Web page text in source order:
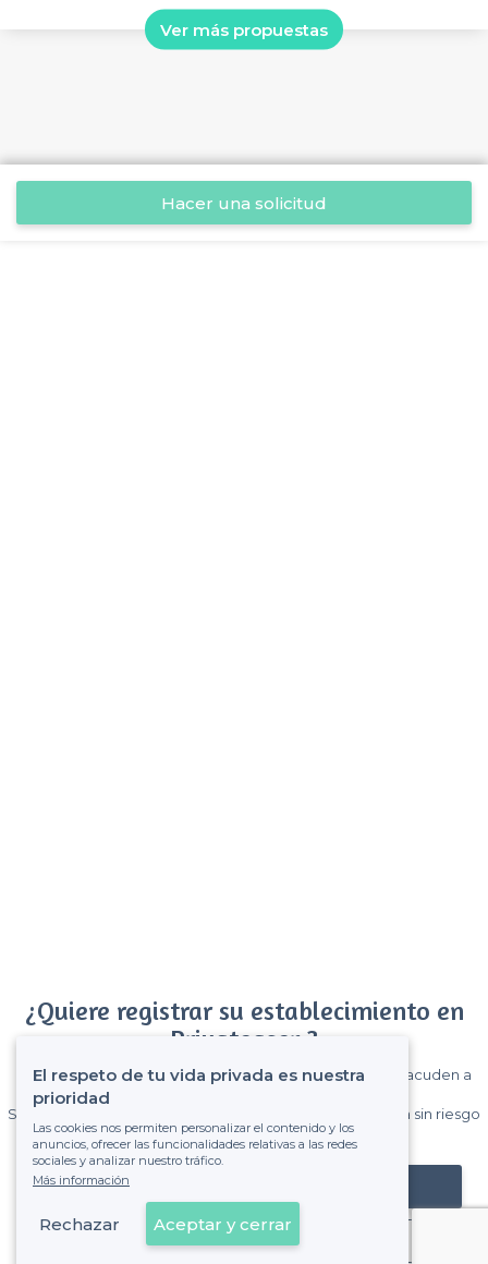
Ver más propuestas
Hacer una solicitud
¿Quiere registrar su establecimiento en
Privateaser ?
Gane muchos clientes entre el millón de visitantes que acuden a
Sin comisiones y sin compromiso, pagas una cantidad fija sin riesgo
de ver la factura.
Registrar mi establecimiento
Ya es cliente
El respeto de tu vida privada es nuestra
prioridad
Las cookies nos permiten personalizar el contenido y los
anuncios, ofrecer las funcionalidades relativas a las redes
sociales y analizar nuestro tráfico.
Más información
Rechazar Aceptar y cerrar